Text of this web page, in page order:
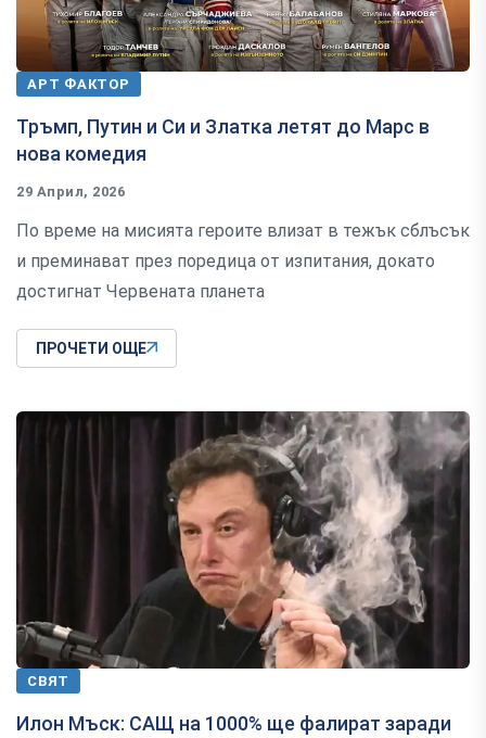
АРТ ФАКТОР
Тръмп, Путин и Си и Златка летят до Марс в
нова комедия
29 Април, 2026
По време на мисията героите влизат в тежък сблъсък
и преминават през поредица от изпитания, докато
достигнат Червената планета
ПРОЧЕТИ ОЩЕ
СВЯТ
Илон Мъск: САЩ на 1000% ще фалират заради